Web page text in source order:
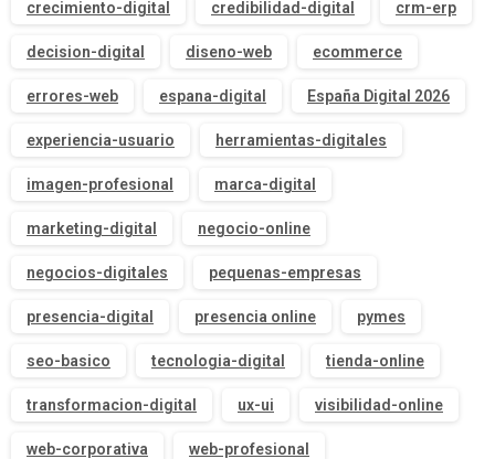
crecimiento-digital credibilidad-digital crm-erp
decision-digital diseno-web ecommerce
errores-web espana-digital España Digital 2026
experiencia-usuario herramientas-digitales
imagen-profesional marca-digital
marketing-digital negocio-online
negocios-digitales pequenas-empresas
presencia-digital presencia online pymes
seo-basico tecnologia-digital tienda-online
transformacion-digital ux-ui visibilidad-online
web-corporativa web-profesional